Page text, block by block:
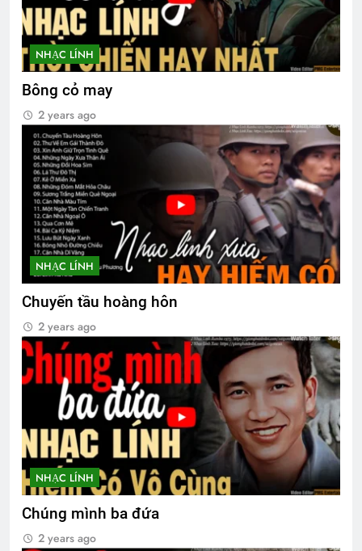
Thăm chị QP Nguyễn Chánh Dật K18
2 Years Ago
Ban Chấp Hành Tổng Hội
3 Years Ago
NHẠC LÍNH
Bông cỏ may
2 years ago
NHẠC LÍNH
Chuyến tầu hoàng hôn
2 years ago
NHẠC LÍNH
Chúng mình ba đứa
2 years ago